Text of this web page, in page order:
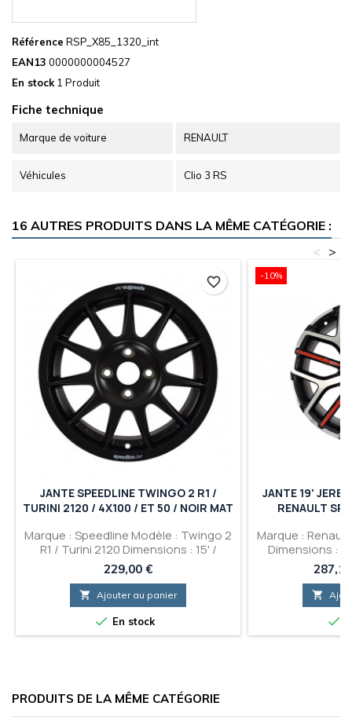
Référence RSP_X85_1320_int
EAN13 0000000004527
En stock 1 Produit
Fiche technique
Marque de voiture RENAULT
Véhicules Clio 3 RS
16 AUTRES PRODUITS DANS LA MÊME CATÉGORIE :
>
<
JANTE SPEEDLINE TWINGO 2 R1 /
TURINI 2120 / 4X100 / ET 50 / NOIR MAT
Marque : Speedline Modèle : Twingo 2
R1 / Turini 2120 Dimensions : 15' /
6,5x15 ET50 / 4x100 / Alésage :
60.15mm Couleurs : Noire Mat
Prix
229,00 €
 Ajouter au panier
 En stock
favorite_border -10%
JANTE 19'
RENAULT
Marque :
Dimensions :
Noire
Prix


PRODUITS DE LA MÊME CATÉGORIE